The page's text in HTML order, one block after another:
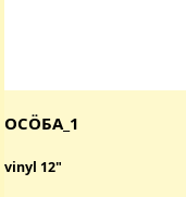
ОСÖБА_1
vinyl 12"